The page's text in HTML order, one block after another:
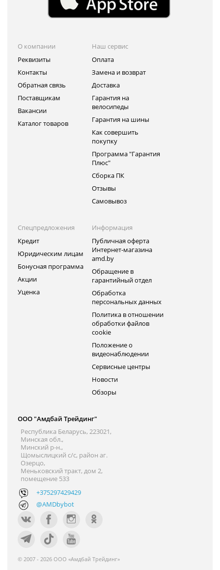
О компании
Реквизиты
Контакты
Обратная связь
Поставщикам
Вакансии
Каталог товаров
Наш сервис
Оплата
Замена и возврат
Доставка
Гарантия на
велосипеды
Гарантия на шины
Как совершить
покупку
Программа "Гарантия
Плюс"
Сборка ПК
Отзывы
Самовывоз
Спецпредложения
Кредит
Юридическим лицам
Бонусная программа
Акции
Уценка
Информация
Публичная оферта
Интернет-магазина
amd.by
Обращение в
гарантийный отдел
Обработка
персональных данных
Политика в отношении
обработки файлов
cookie
Положение о
видеонаблюдении
Сервисные центры
Новости
Обзоры
ООО "Амдбай Трейдинг"
Республика Беларусь, 223021,
Минская обл.,
Минский р-н.,
Щомыслицкий с/с, район аг.
Озерцо,
Меньковский тракт, дом 2,
помещение 533
+375297429429
@AMDbybot
© 2007 - 2026 ООО «Амдбай Трейдинг»